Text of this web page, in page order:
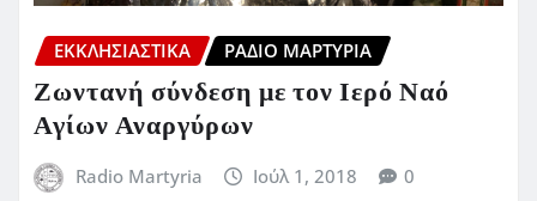
ΕΚΚΛΗΣΙΑΣΤΙΚΆ ΡΆΔΙΟ ΜΑΡΤΥΡΊΑ
Ζωντανή σύνδεση με τον Ιερό Ναό
Αγίων Αναργύρων
Radio Martyria Ιούλ 1, 2018 0